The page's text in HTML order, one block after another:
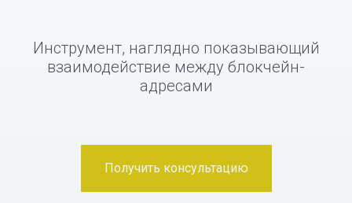
Инструмент, наглядно показывающий
взаимодействие между блокчейн-
адресами
Получить консультацию